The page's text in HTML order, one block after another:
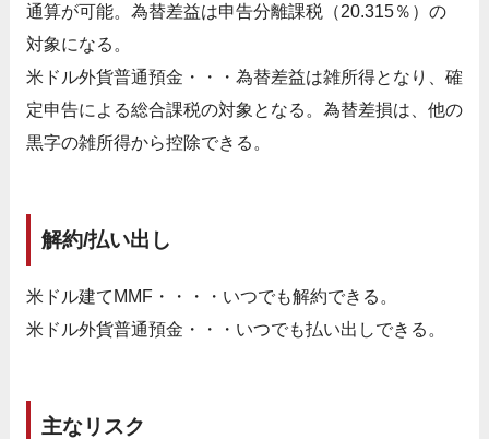
通算が可能。為替差益は申告分離課税（20.315％）の
対象になる。
米ドル外貨普通預金・・・為替差益は雑所得となり、確
定申告による総合課税の対象となる。為替差損は、他の
黒字の雑所得から控除できる。
解約/払い出し
米ドル建てMMF・・・・いつでも解約できる。
米ドル外貨普通預金・・・いつでも払い出しできる。
主なリスク